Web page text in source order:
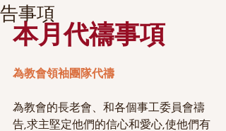
告事項
本月代禱事項
為教會領袖團隊代禱
為教會的⻑老會、和各個事工委員會禱
告,求主堅定他們的信心和愛心,使他們有